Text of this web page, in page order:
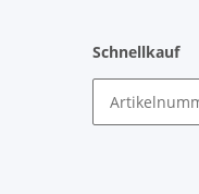
Schnellkauf